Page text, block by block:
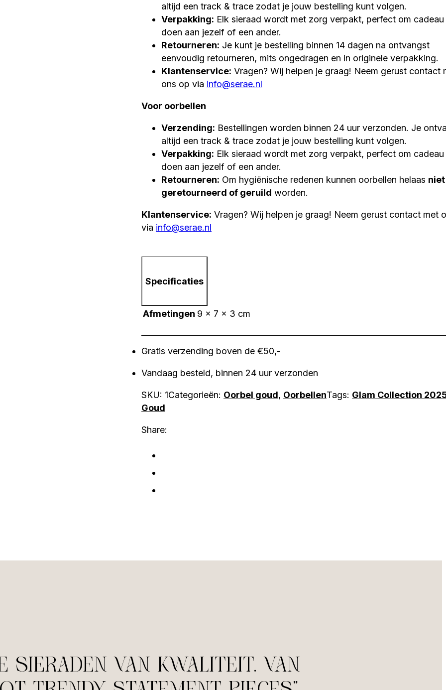
altijd een track & trace zodat je jouw bestelling kunt volgen.
Verpakking: Elk sieraad wordt met zorg verpakt, perfect om cadeau
doen aan jezelf of een ander.
Retourneren: Je kunt je bestelling binnen 14 dagen na ontvangst
eenvoudig retourneren, mits ongedragen en in originele verpakking.
Klantenservice: Vragen? Wij helpen je graag! Neem gerust contact
ons op via info@serae.nl
Voor oorbellen
Verzending: Bestellingen worden binnen 24 uur verzonden. Je
altijd een track & trace zodat je jouw bestelling kunt volgen.
Verpakking: Elk sieraad wordt met zorg verpakt, perfect om cadeau
doen aan jezelf of een ander.
Retourneren: Om hygiënische redenen kunnen oorbellen helaas niet
geretourneerd of geruild worden.
Klantenservice: Vragen? Wij helpen je graag! Neem gerust contact met
via info@serae.nl
Specificaties
Afmetingen 9 × 7 × 3 cm
Gratis verzending boven de €50,-
Vandaag besteld, binnen 24 uur verzonden
SKU: 1Categorieën: Oorbel goud, OorbellenTags: Glam Collection
Goud
Share:
sieraden van kwaliteit. van